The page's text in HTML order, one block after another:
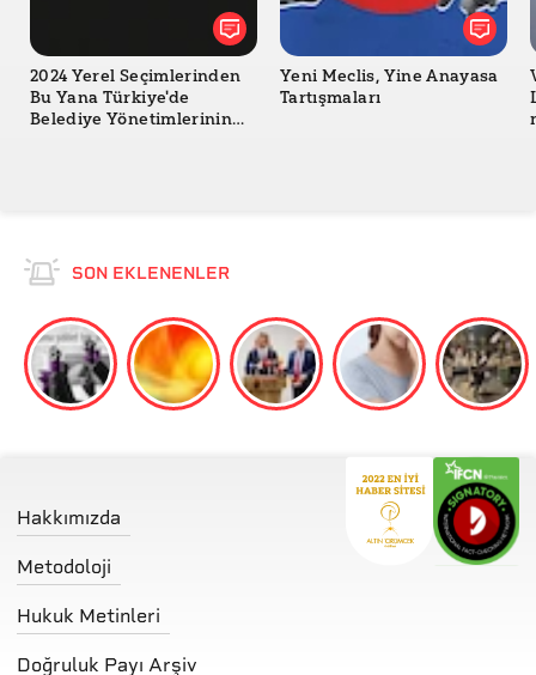
2024 Yerel Seçimlerinden
Bu Yana Türkiye'de
Belediye Yönetimlerinin
Yeni Meclis, Yine Anayasa
Tartışmaları
SON EKLENENLER
Hakkımızda
Metodoloji
Hukuk Metinleri
Doğruluk Payı Arşiv